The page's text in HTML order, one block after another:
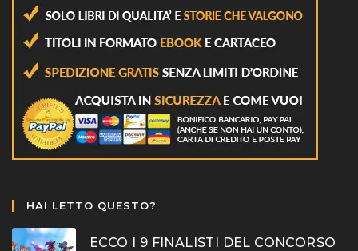
HAI LETTO QUESTO?
ECCO I 9 FINALISTI DEL CONCORSO